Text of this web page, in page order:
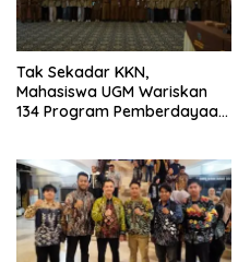
Tak Sekadar KKN,
Mahasiswa UGM Wariskan
134 Program Pemberdayaan